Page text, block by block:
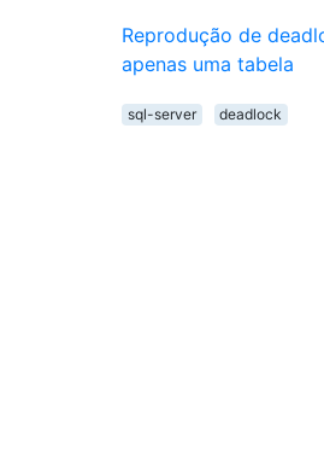
Reprodução de
apenas uma tabela
sql-server
deadlock